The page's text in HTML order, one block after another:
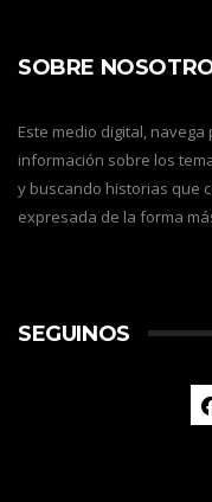
SOBRE
Este medio digital,
información sobre los
y buscando historias que
expresada de la forma
SEGUINOS